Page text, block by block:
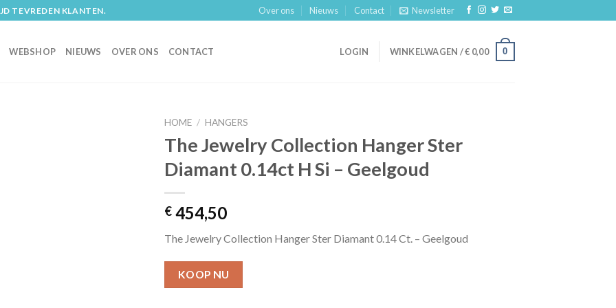
TEVREDEN KLANTEN. Over ons Nieuws Contact Newsletter
WEBSHOP NIEUWS OVER ONS CONTACT LOGIN WINKELWAGEN /€ 0,00 0
HOME / HANGERS
The Jewelry Collection Hanger Ster
Diamant 0.14ct H Si – Geelgoud
€ 454,50
The Jewelry Collection Hanger Ster Diamant 0.14 Ct. – Geelgoud
KOOP NU